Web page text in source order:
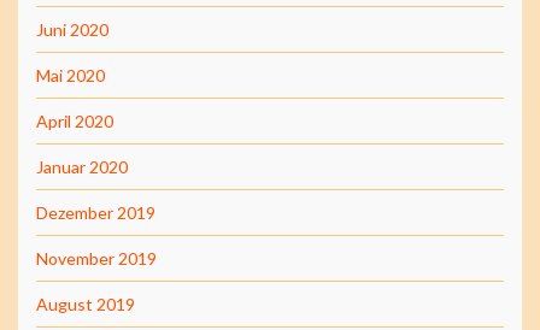
Juni 2020
Mai 2020
April 2020
Januar 2020
Dezember 2019
November 2019
August 2019